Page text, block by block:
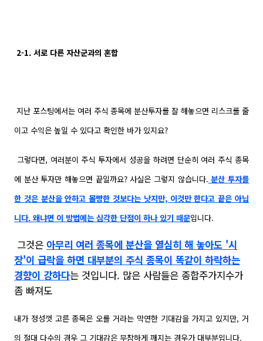
2-1. 서로 다른 자산군과의 혼합
지난 포스팅에서는 여러 주식 종목에 분산투자를 잘 해놓으면 리스크를 줄
이고 수익은 높일 수 있다고 확인한 바가 있지요?
그렇다면, 여러분이 주식 투자에서 성공을 하려면 단순히 여러 주식 종목
에 분산 투자만 해놓으면 끝일까요? 사실은 그렇지 않습니다. 분산 투자를
한 것은 분산을 안하고 몰빵한 것보다는 낫지만, 이것만 한다고 끝은 아닙
니다. 왜냐면 이 방법에는 심각한 단점이 하나 있기 때문입니다.
그것은 아무리 여러 종목에 분산을 열심히 해 놓아도 '시
장'이 급락을 하면 대부분의 주식 종목이 똑같이 하락하는
경향이 강하다는 것입니다. 많은 사람들은 종합주가지수가
좀 빠져도
내가 정성껏 고른 종목은 오를 거라는 막연한 기대감을 가지고 있지만, 거
의 절대 다수의 경우 그 기대감은 무참하게 깨지는 경우가 대부분입니다.